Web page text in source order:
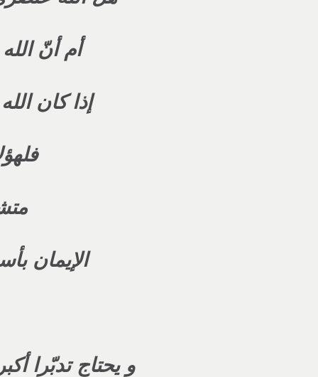
أم أنّ
إذا كان
الإيمان
و يحتاج تدبّرا